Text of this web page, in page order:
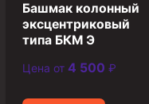
Удочки ловильные
Труболовки
Обурочный
Башмак колонный
эксцентриковый
типа БКМ Э
Цена от 4 500 ₽